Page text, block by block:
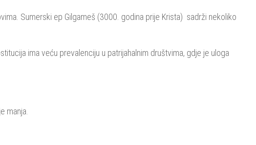
Sumerski ep Gilgameš (3000. godina prije Krista) sadrži nekoliko
ima veću prevalenciju u patrijahalnim društvima, gdje je uloga
manja.